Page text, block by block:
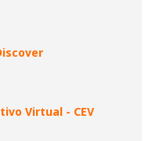
Virtual - CEV